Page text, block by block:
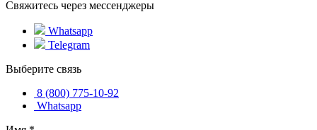
Свяжитесь через мессенджеры
Whatsapp
Telegram
Выберите связь
8 (800) 775-10-92
Whatsapp